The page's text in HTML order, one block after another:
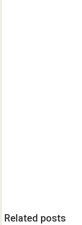
Related posts